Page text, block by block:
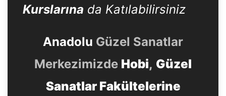
Kurslarına da Katılabilirsiniz
Anadolu Güzel Sanatlar
Merkezimizde Hobi, Güzel
Sanatlar Fakültelerine